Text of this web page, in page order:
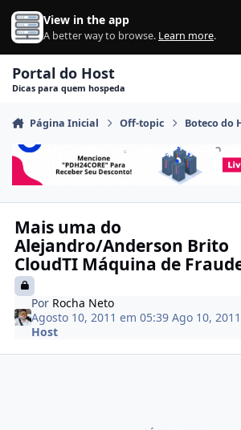
Ir para conteúdo
View in the app
A better way to browse. Learn more.
Portal do Host
Dicas para quem hospeda
Página Inicial Off-topic Boteco do
Mais uma do
Alejandro/Anderson Brito
CloudTI Máquina de
Por Rocha Neto
Agosto 10, 2011 em 05:39Ago 10, 2011
Host